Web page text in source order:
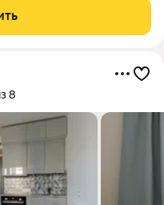
вся инфраструктура
8